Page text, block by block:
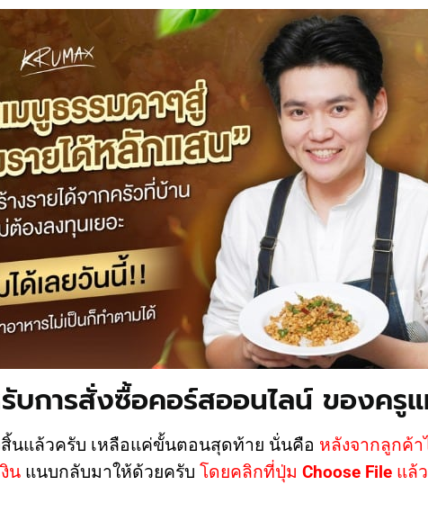
การสั่งซื้อคอร์สออนไลน์ ของครู
สิ้นแล้วครับ เหลือแค่ขั้นตอนสุดท้าย นั่นคือ หลังจากลูกค้า
น แนบกลับมาให้ด้วยครับ โดยคลิกที่ปุ่ม Choose File แล้